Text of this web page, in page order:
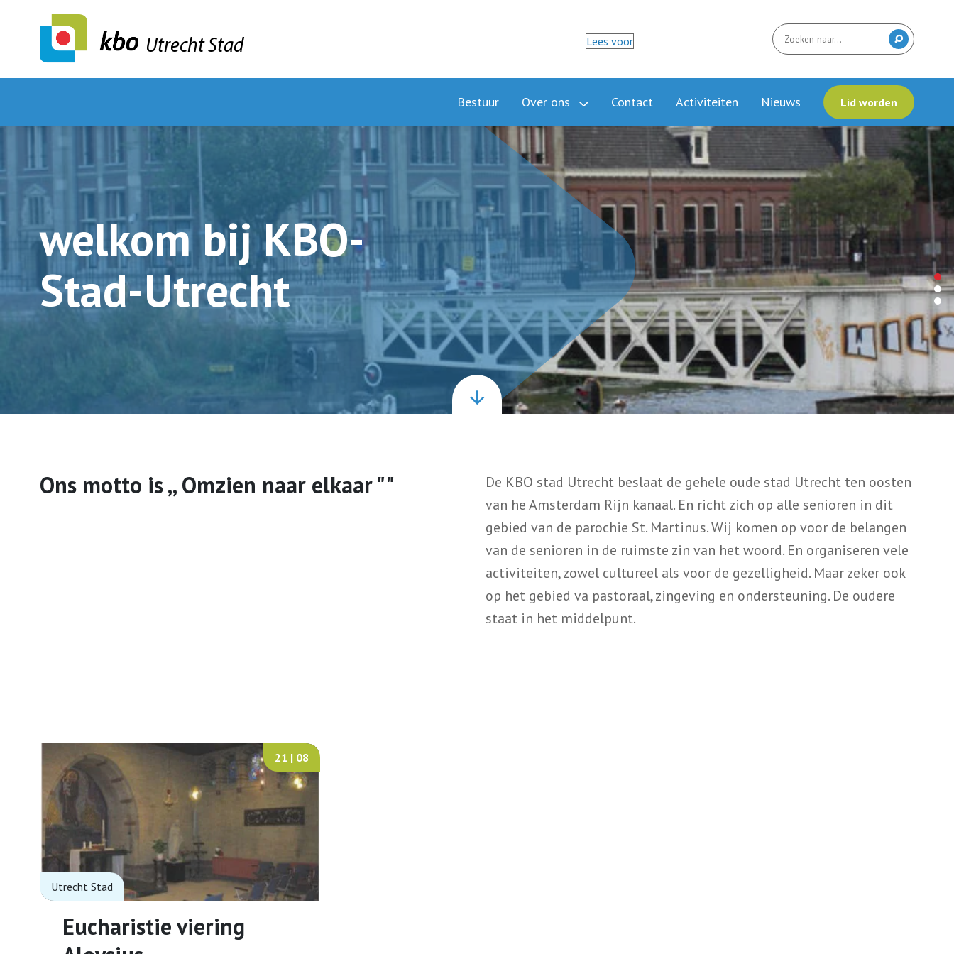
Utrecht Stad Lees voor
Bestuur Over ons Contact Activiteiten Nieuws Lid worden
welkom bij KBO-
Stad-Utrecht
welkom bij KBO
stadUtrecht
welkom bij KBO-stad-
Utrecht
Ons motto is ,, Omzien naar elkaar ""
De KBO stad Utrecht beslaat de gehele oude stad Utrecht ten oosten
van he Amsterdam Rijn kanaal. En richt zich op alle senioren in dit
gebied van de parochie St. Martinus. Wij komen op voor de belangen
van de senioren in de ruimste zin van het woord. En organiseren vele
activiteiten, zowel cultureel als voor de gezelligheid. Maar zeker ook
op het gebied va pastoraal, zingeving en ondersteuning. De oudere
staat in het middelpunt.
21 | 08
Utrecht Stad
Eucharistie viering